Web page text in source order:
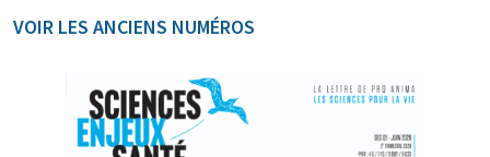
VOIR LES ANCIENS NUMÉROS